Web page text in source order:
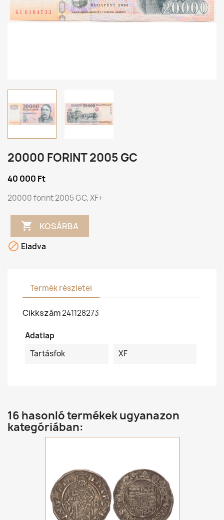
20000 FORINT 2005 GC
40 000 Ft
20000 forint 2005 GC, XF+
 KOSÁRBA
 Eladva
Termék részletei
Cikkszám241128273
Adatlap
Tartásfok
XF
16 hasonló termékek ugyanazon
kategóriában: